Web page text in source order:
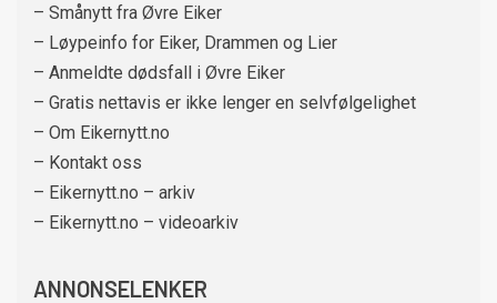
– Smånytt fra Øvre Eiker
– Løypeinfo for Eiker, Drammen og Lier
– Anmeldte dødsfall i Øvre Eiker
– Gratis nettavis er ikke lenger en selvfølgelighet
– Om Eikernytt.no
– Kontakt oss
– Eikernytt.no – arkiv
– Eikernytt.no – videoarkiv
ANNONSELENKER